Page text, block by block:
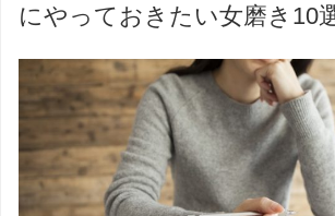
にやっておきたい女磨き10